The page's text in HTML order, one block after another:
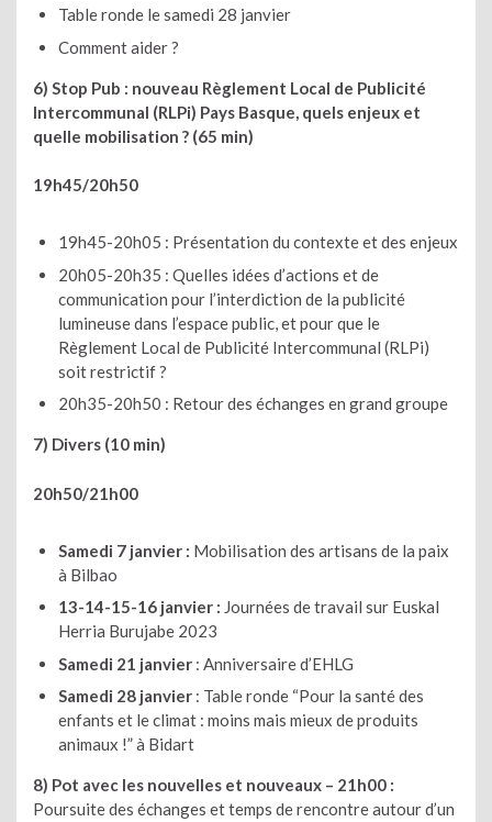
Table ronde le samedi 28 janvier
Comment aider ?
6) Stop Pub : nouveau Règlement Local de Publicité
Intercommunal (RLPi) Pays Basque, quels enjeux et
quelle mobilisation ? (65 min)
19h45/20h50
19h45-20h05 : Présentation du contexte et des enjeux
20h05-20h35 : Quelles idées d’actions et de
communication pour l’interdiction de la publicité
lumineuse dans l’espace public, et pour que le
Règlement Local de Publicité Intercommunal (RLPi)
soit restrictif ?
20h35-20h50 : Retour des échanges en grand groupe
7) Divers (10 min)
20h50/21h00
Samedi 7 janvier : Mobilisation des artisans de la paix
à Bilbao
13-14-15-16 janvier : Journées de travail sur Euskal
Herria Burujabe 2023
Samedi 21 janvier : Anniversaire d’EHLG
Samedi 28 janvier : Table ronde “Pour la santé des
enfants et le climat : moins mais mieux de produits
animaux !” à Bidart
8) Pot avec les nouvelles et nouveaux – 21h00 :
Poursuite des échanges et temps de rencontre autour d’un